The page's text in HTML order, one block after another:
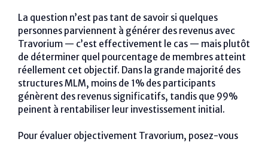
La question n’est pas tant de savoir si quelques
personnes parviennent à générer des revenus avec
Travorium — c’est effectivement le cas — mais plutôt
de déterminer quel pourcentage de membres atteint
réellement cet objectif. Dans la grande majorité des
structures MLM, moins de 1% des participants
génèrent des revenus significatifs, tandis que 99%
peinent à rentabiliser leur investissement initial.
Pour évaluer objectivement Travorium, posez-vous